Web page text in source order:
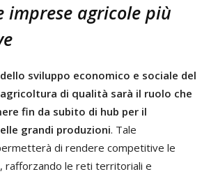
imprese agricole più
sviluppo economico e sociale del
di qualità sarà il ruolo che
fin da subito di hub per il
grandi produzioni. Tale
di rendere competitive le
rafforzando le reti territoriali e